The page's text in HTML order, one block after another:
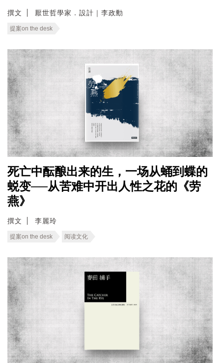
撰文 厭世哲學家．設計｜李政勳
提案on the desk
死亡中酝酿出来的生，一场从蛹到蝶的
蜕变──从苦难中开出人性之花的《劳
燕》
撰文 李麗玲
提案on the desk 阅读文化